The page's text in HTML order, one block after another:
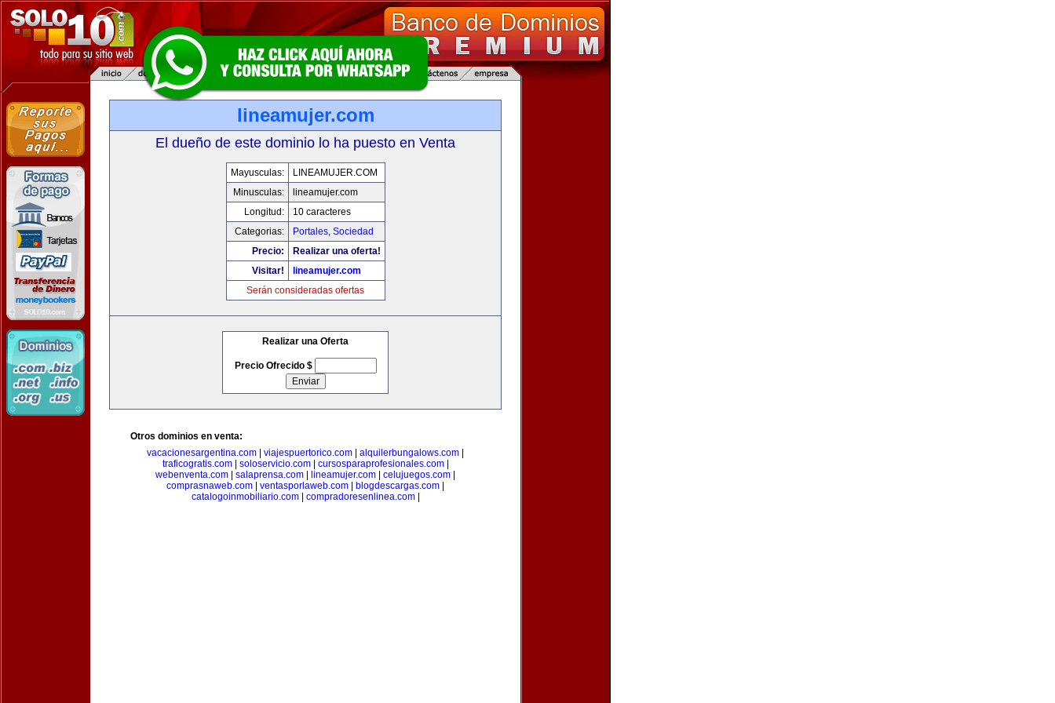
lineamujer.com
El dueño de este dominio lo ha puesto en Venta
Mayusculas:
LINEAMUJER.COM
Minusculas:
lineamujer.com
Longitud:
10 caracteres
Categorias:
Portales, Sociedad
Precio:
Realizar una oferta!
Visitar!
lineamujer.com
Serán consideradas ofertas
Realizar una Oferta
Precio Ofrecido $
Otros dominios en venta:
vacacionesargentina.com
viajespuertorico.com alquilerbungalows.com
traficogratis.com| soloservicio.com| cursosparaprofesionales.com|
webenventa.com
salaprensa.com lineamujer.com celujuegos.com
comprasnaweb.com
ventasporlaweb.com blogdescargas.com
catalogoinmobiliario.com| compradoresenlinea.com|